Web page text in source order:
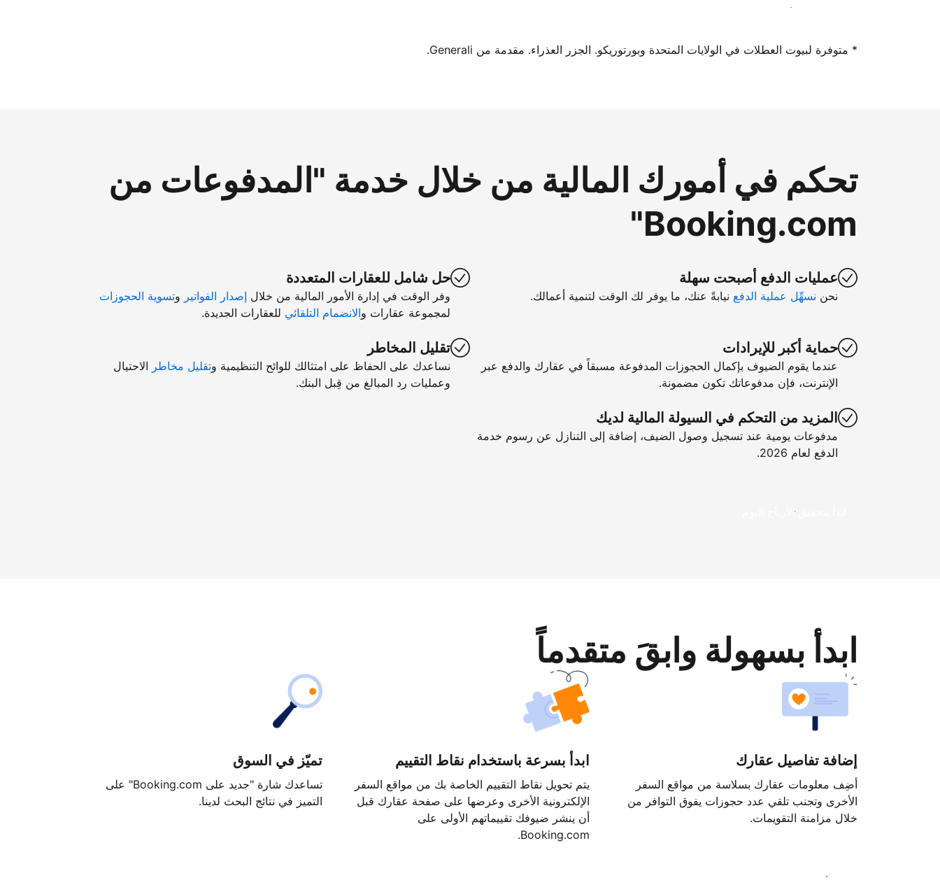
سجِّل كمضيف لدينا اليوم
* متوفرة لبيوت العطلات في الولايات المتحدة وبورتوريكو. الجزر العذراء. مقدمة من Generali.
تحكم في أمورك المالية من خلال خدمة "المدفوعات من
Booking.com"
عمليات الدفع أصبحت سهلة
نحن نسهِّل عملية الدفع نيابةً عنك، ما يوفر لك الوقت لتنمية أعمالك.
حماية أكبر للإيرادات
عندما يقوم الضيوف بإكمال الحجوزات المدفوعة مسبقاً في عقارك والدفع عبر
الإنترنت، فإن مدفوعاتك تكون مضمونة.
المزيد من التحكم في السيولة المالية لديك
مدفوعات يومية عند تسجيل وصول الضيف، إضافة إلى التنازل عن رسوم خدمة
الدفع لعام 2026.
حل شامل للعقارات المتعددة
وفر الوقت في إدارة الأمور المالية من خلال إصدار الفواتير وتسوية الحجوزات
لمجموعة عقارات والانضمام التلقائي للعقارات الجديدة.
تقليل المخاطر
نساعدك على الحفاظ على امتثالك للوائح التنظيمية وتقليل مخاطر الاحتيال
وعمليات رد المبالغ من قِبل البنك.
ابدأ بتحقيق الأرباح اليوم
ابدأ بسهولة وابقَ متقدماً
إضافة تفاصيل عقارك
أضِف معلومات عقارك بسلاسة من مواقع السفر
الأخرى وتجنب تلقي عدد حجوزات يفوق التوافر من
خلال مزامنة التقويمات.
ابدأ بسرعة باستخدام نقاط التقييم
يتم تحويل نقاط التقييم الخاصة بك من مواقع السفر
الإلكترونية الأخرى وعرضها على صفحة عقارك قبل
أن ينشر ضيوفك تقييماتهم الأولى على
Booking.com.
تميّز في السوق
تساعدك شارة "جديد على Booking.com" على
التميز في نتائج البحث لدينا.
ابدأ اليوم